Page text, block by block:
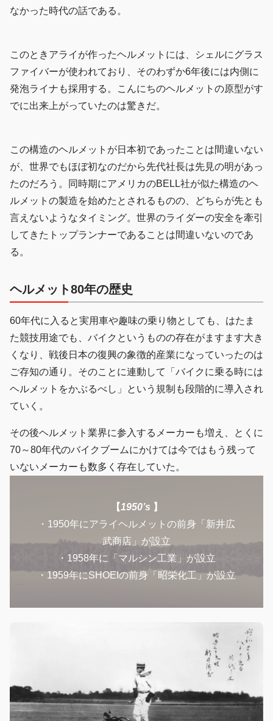
なかった時代の話である。
このときアライが作ったヘルメットには、シェルにグラス
ファイバーが使われており、そのわずか6年後には内側に
発泡ライナも採用する。こんにちのヘルメットの原型がす
でに出来上がっていたのは驚きだ。
この構造のヘルメットが日本初であったことは間違いない
が、世界でもほぼ初なのだから先代社長は先見の明があっ
たのだろう。同時期にアメリカのBELL社が似た構造のヘ
ルメットの製造を始めたとされるものの、どちらが先とも
言えないようなタイミング。世界のライダーの安全を牽引
してきたトップランナーであることは間違いないのであ
る。
ヘルメット80年の歴史
60年代に入ると実用車や趣味の乗り物としても、はたま
た競技用途でも、バイクというものの存在がますます大き
くなり、戦後日本の復興の象徴的産業になっていったのは
ご存知の通り。そのことに連動して「バイクに乗る時には
ヘルメットをかぶるべし」という規制も段階的に導入され
ていく。
その後ヘルメット業界に参入するメーカーも増え、とくに
70～80年代のバイクブームにかけては今ではもう残って
いないメーカーも数多く存在していた。
【1950’s 】
・1950年にアライヘルメットの前身「新井広
武商店」が設立
・1958年に「マルシン工業」が設立
・1959年にSHOEIの前身「昭栄化工」が設立